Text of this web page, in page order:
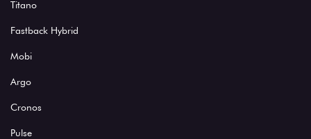
Titano
Fastback Hybrid
Mobi
Argo
Cronos
Pulse